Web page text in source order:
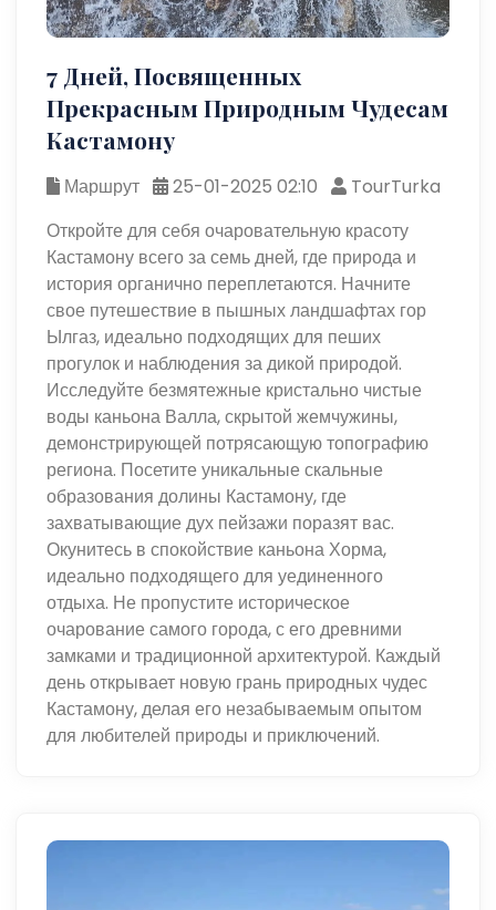
7 Дней, Посвященных
Прекрасным Природным Чудесам
Кастамону
Маршрут 25-01-2025 02:10
TourTurka
Откройте для себя очаровательную красоту
Кастамону всего за семь дней, где природа и
история органично переплетаются. Начните
свое путешествие в пышных ландшафтах гор
Ылгаз, идеально подходящих для пеших
прогулок и наблюдения за дикой природой.
Исследуйте безмятежные кристально чистые
воды каньона Валла, скрытой жемчужины,
демонстрирующей потрясающую топографию
региона. Посетите уникальные скальные
образования долины Кастамону, где
захватывающие дух пейзажи поразят вас.
Окунитесь в спокойствие каньона Хорма,
идеально подходящего для уединенного
отдыха. Не пропустите историческое
очарование самого города, с его древними
замками и традиционной архитектурой. Каждый
день открывает новую грань природных чудес
Кастамону, делая его незабываемым опытом
для любителей природы и приключений.